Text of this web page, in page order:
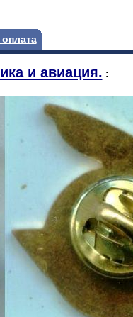
и авиация. :